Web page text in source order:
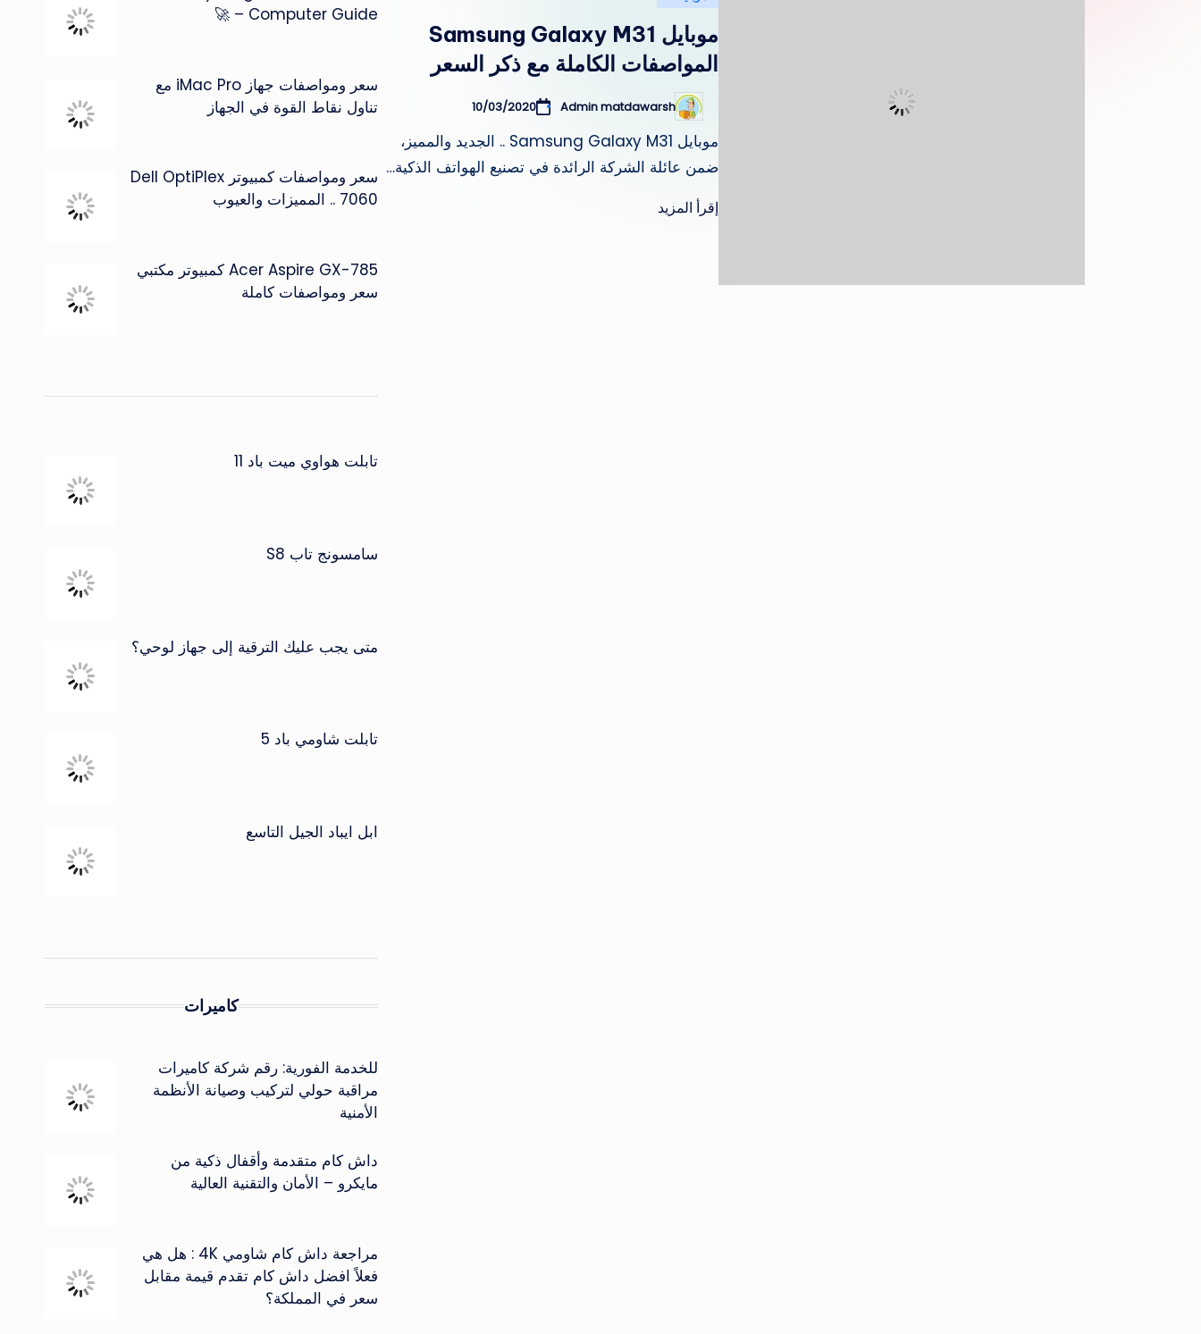
موبايل Samsung Galaxy M31
المواصفات الكاملة مع ذكر السعر
تمّ
النشر
بواسطة
Admin matdawarsh
10/03/2020
موبايل Samsung Galaxy M31 .. الجديد والمميز،
ضمن عائلة الشركة الرائدة في تصنيع الهواتف الذكية…
إقرأ المزيد
Computer Guide – 🚀
سعر ومواصفات جهاز iMac Pro مع
تناول نقاط القوة في الجهاز
سعر ومواصفات كمبيوتر Dell OptiPlex
7060 .. المميزات والعيوب
Acer Aspire GX-785 كمبيوتر مكتبي
سعر ومواصفات كاملة
تابلت هواوي ميت باد 11
سامسونج تاب S8
متى يجب عليك الترقية إلى جهاز لوحي؟
تابلت شاومي باد 5
ابل ايباد الجيل التاسع
كاميرات
للخدمة الفورية: رقم شركة كاميرات
مراقبة حولي لتركيب وصيانة الأنظمة
الأمنية
داش كام متقدمة وأقفال ذكية من
مايكرو – الأمان والتقنية العالية
مراجعة داش كام شاومي 4K : هل هي
فعلاً افضل داش كام تقدم قيمة مقابل
سعر في المملكة؟